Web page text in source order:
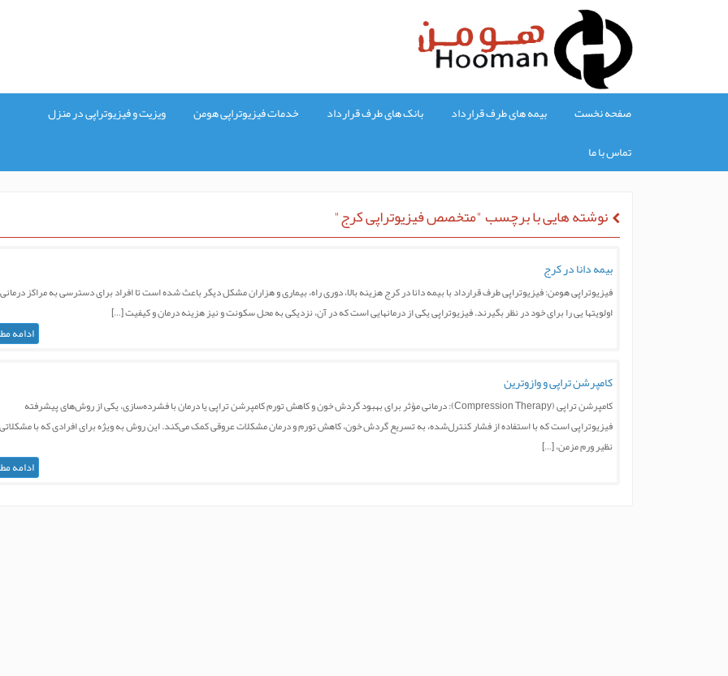
صفحه نخست بیمه های طرف قرارداد بانک های طرف قرارداد خدمات فیزیوتراپی هومن
ویزیت و فیزیوتراپی در منزل
تماس با ما
نوشته هایی با برچسب "متخصص فیزیوتراپی کرج"
بیمه دانا در کرج
فیزیوتراپی هومن: فیزیوتراپی طرف قرارداد با بیمه دانا در کرج هزینه بالا، دوری راه، بیماری و هزاران مشکل دیگر باعث شده است تا افراد برای دسترسی به مراکز درمانی
اولویتها یی را برای خود در نظر بگیرند. فیزیوتراپی یکی از درمانهایی است که در آن، نزدیکی به محل سکونت و نیز هزینه درمان و کیفیت […]
ادامه
کامپرشن تراپی و وازوترین
کامپرشن تراپی (Compression Therapy): درمانی مؤثر برای بهبود گردش خون و کاهش تورم کامپرشن تراپی یا درمان با فشرده‌سازی، یکی از روش‌های پیشرفته
فیزیوتراپی است که با استفاده از فشار کنترل‌شده، به تسریع گردش خون، کاهش تورم و درمان مشکلات عروقی کمک می‌کند. این روش به ویژه برای افرادی که با مشکلاتی
نظیر ورم مزمن، […]
ادامه